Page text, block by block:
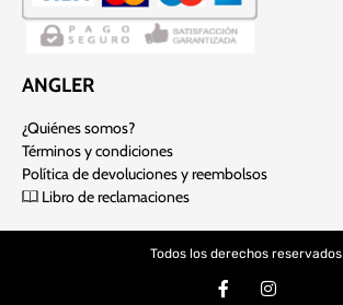
ANGLER
¿Quiénes somos?
Términos y condiciones
Política de devoluciones y reembolsos
Libro de reclamaciones
Todos los derechos reservados